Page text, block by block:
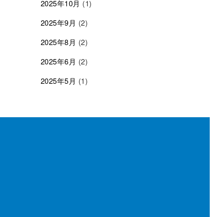
2025年10月 (1)
2025年9月 (2)
2025年8月 (2)
2025年6月 (2)
2025年5月 (1)